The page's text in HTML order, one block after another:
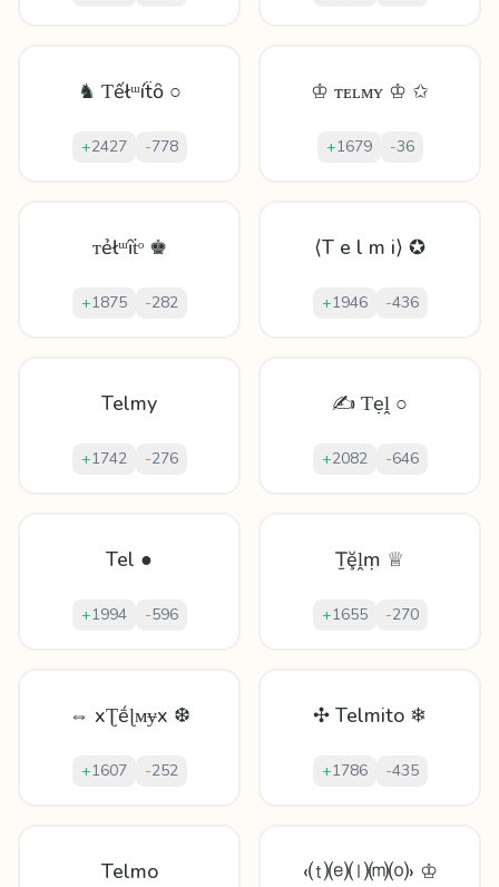
♞ Ƭếłᵚíẗȏ ○
+2427 -778
♔ ᴛᴇʟᴍʏ ♔ ✩
+1679 -36
ᴛẻłᵚȋṫᵒ ♚
+1875 -282
⟨T e l m i⟩ ✪
+1946 -436
Telmy
+1742 -276
✍ Ƭẹḽ ○
+2082 -646
Tel ●
+1994 -596
Ṯḝḽṃ ♕
+1655 -270
⇔ xƮḗɭᴍɏx ❆
+1607 -252
✣ Telmito ❄
+1786 -435
Telmo ‹⒯⒠⒧⒨⒪› ♔